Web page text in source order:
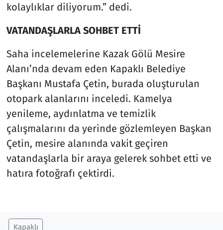
kolaylıklar diliyorum.” dedi.
VATANDAŞLARLA SOHBET ETTİ
Saha incelemelerine Kazak Gölü Mesire
Alanı’nda devam eden Kapaklı Belediye
Başkanı Mustafa Çetin, burada oluşturulan
otopark alanlarını inceledi. Kamelya
yenileme, aydınlatma ve temizlik
çalışmalarını da yerinde gözlemleyen Başkan
Çetin, mesire alanında vakit geçiren
vatandaşlarla bir araya gelerek sohbet etti ve
hatıra fotoğrafı çektirdi.
Kapaklı